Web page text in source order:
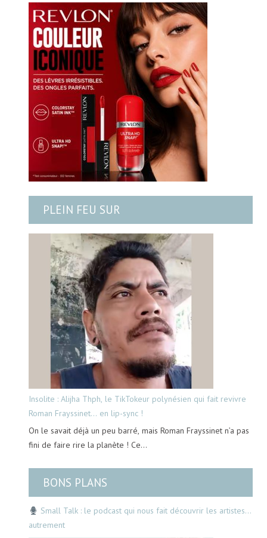
PLEIN FEU SUR
Insolite : Alijha Thph, le TikTokeur polynésien qui fait revivre
Roman Frayssinet… en lip-sync !
On le savait déjà un peu barré, mais Roman Frayssinet n’a pas
fini de faire rire la planète ! Ce…
BONS PLANS
Small Talk : le podcast qui nous fait découvrir les artistes…
autrement